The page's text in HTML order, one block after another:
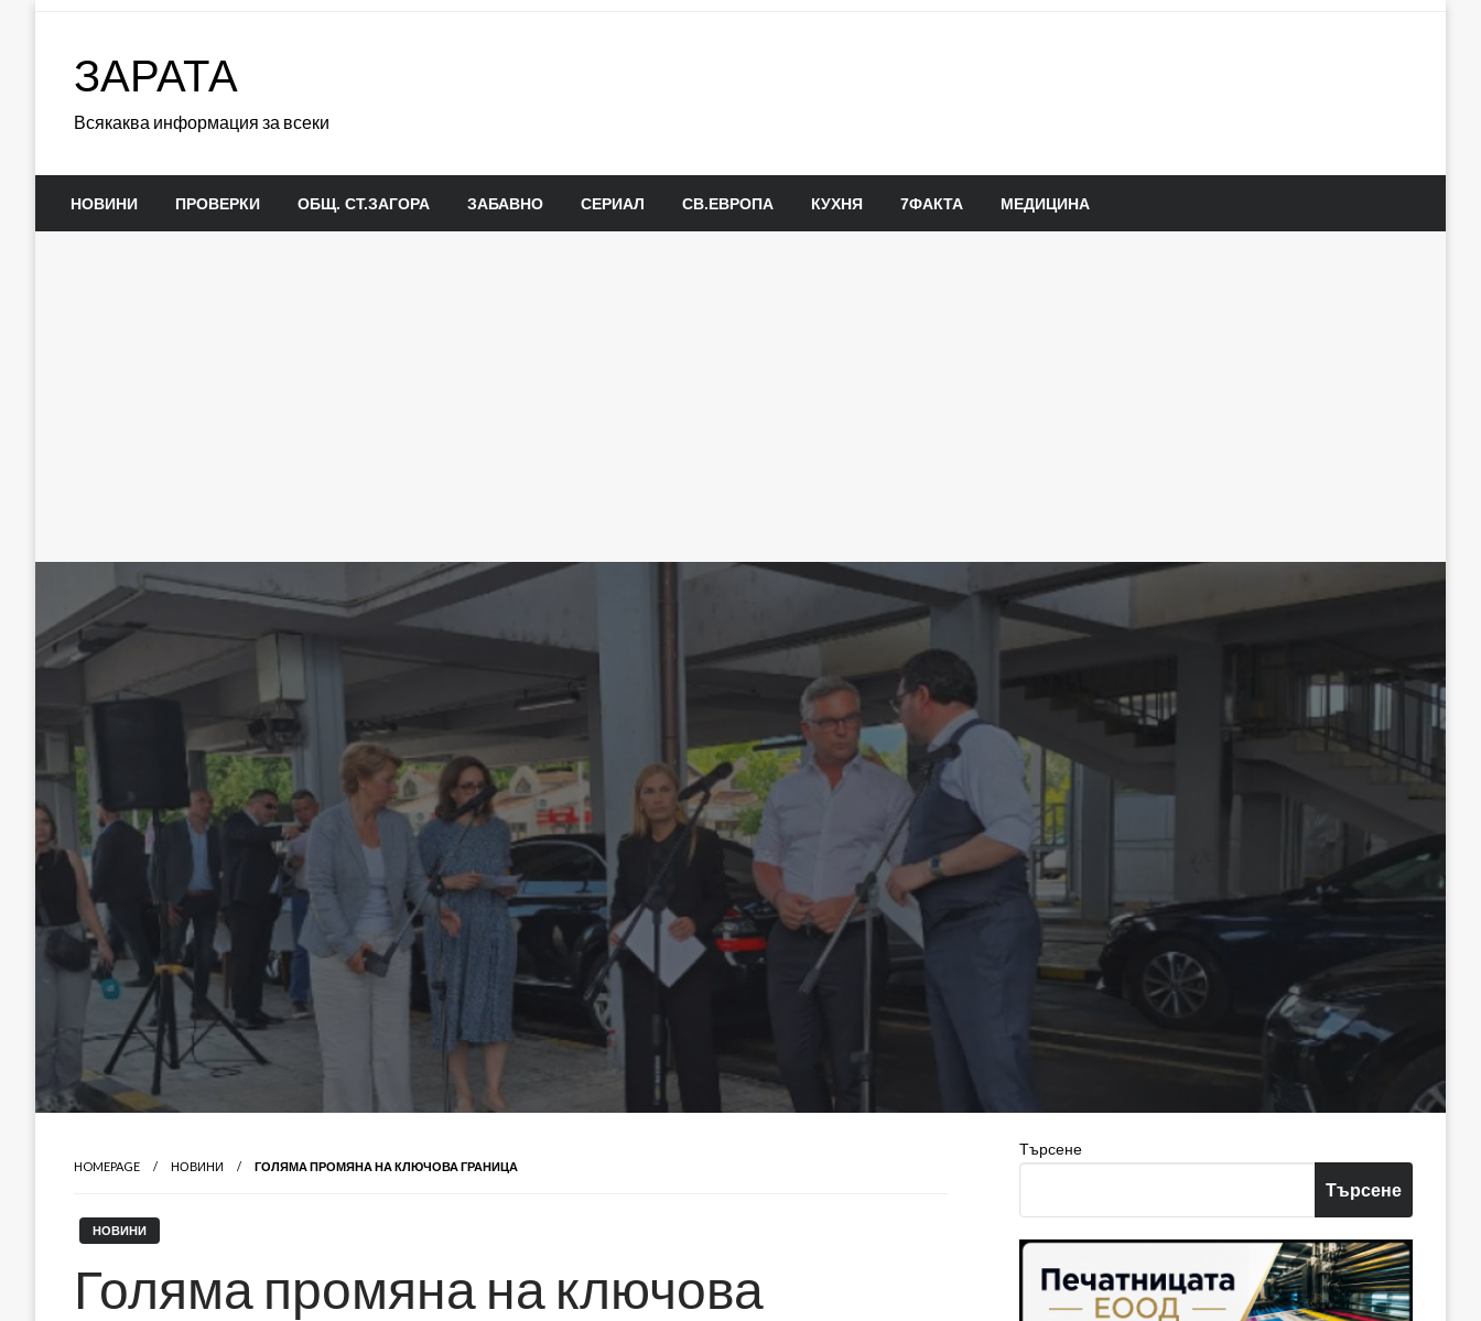
ЗАРАТА
Всякаква информация за всеки
НОВИНИ ПРОВЕРКИ ОБЩ. СТ.ЗАГОРА ЗАБАВНО СЕРИАЛ СВ.ЕВРОПА КУХНЯ 7ФАКТА МЕДИЦИНА
HOMEPAGE НОВИНИ ГОЛЯМА ПРОМЯНА НА КЛЮЧОВА ГРАНИЦА
НОВИНИ
Голяма промяна на ключова
Търсене
Търсене